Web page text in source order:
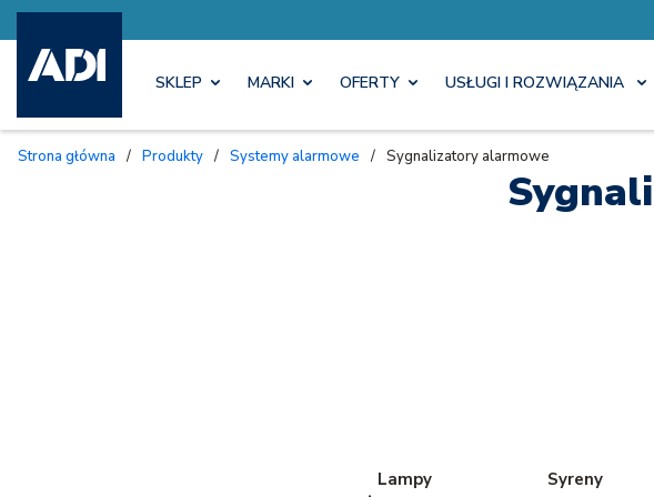
SKLEP MARKI OFERTY USŁUGI I ROZWIĄZANIA
Strona główna / Produkty / Systemy alarmowe / Sygnalizatory alarmowe
Lampy
Syreny